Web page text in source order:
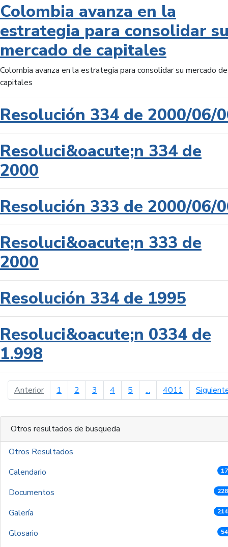
Colombia avanza en la
estrategia para consolidar
mercado de capitales
Colombia avanza en la estrategia para consolidar su mercado de
capitales
Resolución 334 de 2000/06/
Resoluci&oacute;n 334 de
2000
Resolución 333 de 2000/06/
Resoluci&oacute;n 333 de
2000
Resolución 334 de 1995
Resoluci&oacute;n 0334 de
1.998
Anteriorpágina anterior
1 2 3 4 5 ... 4011
Otros resultados de busqueda
Otros Resultados
Calendario
Documentos
Galería
Glosario